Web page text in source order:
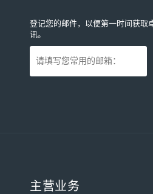
登记您的邮件，以便第一时间获取
讯。
主营业务